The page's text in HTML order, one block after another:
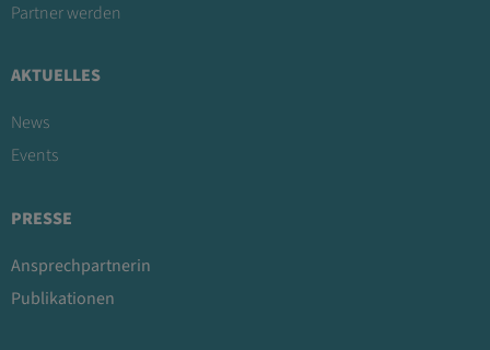
Partner werden
AKTUELLES
News
Events
PRESSE
Ansprechpartnerin
Publikationen